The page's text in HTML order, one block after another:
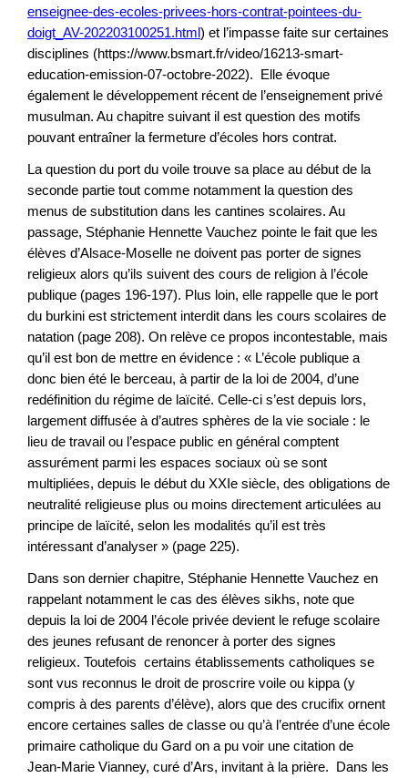
enseignee-des-ecoles-privees-hors-contrat-pointees-du-
doigt_AV-202203100251.html) et l’impasse faite sur certaines
disciplines (https://www.bsmart.fr/video/16213-smart-
education-emission-07-octobre-2022). Elle évoque
également le développement récent de l’enseignement privé
musulman. Au chapitre suivant il est question des motifs
pouvant entraîner la fermeture d’écoles hors contrat.
La question du port du voile trouve sa place au début de la
seconde partie tout comme notamment la question des
menus de substitution dans les cantines scolaires. Au
passage, Stéphanie Hennette Vauchez pointe le fait que les
élèves d’Alsace-Moselle ne doivent pas porter de signes
religieux alors qu’ils suivent des cours de religion à l’école
publique (pages 196-197). Plus loin, elle rappelle que le port
du burkini est strictement interdit dans les cours scolaires de
natation (page 208). On relève ce propos incontestable, mais
qu’il est bon de mettre en évidence : « L’école publique a
donc bien été le berceau, à partir de la loi de 2004, d’une
redéfinition du régime de laïcité. Celle-ci s’est depuis lors,
largement diffusée à d’autres sphères de la vie sociale : le
lieu de travail ou l’espace public en général comptent
assurément parmi les espaces sociaux où se sont
multipliées, depuis le début du XXIe siècle, des obligations de
neutralité religieuse plus ou moins directement articulées au
principe de laïcité, selon les modalités qu’il est très
intéressant d’analyser » (page 225).
Dans son dernier chapitre, Stéphanie Hennette Vauchez en
rappelant notamment le cas des élèves sikhs, note que
depuis la loi de 2004 l’école privée devient le refuge scolaire
des jeunes refusant de renoncer à porter des signes
religieux. Toutefois certains établissements catholiques se
sont vus reconnus le droit de proscrire voile ou kippa (y
compris à des parents d’élève), alors que des crucifix ornent
encore certaines salles de classe ou qu’à l’entrée d’une école
primaire catholique du Gard on a pu voir une citation de
Jean-Marie Vianney, curé d’Ars, invitant à la prière. Dans les